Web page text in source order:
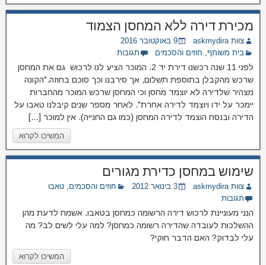
מכירת דירה ללא המחסן הצמוד
צוות askmydira
9 באוקטובר 2016
בית משותף, חוזים והסכמים תגובות
לפני 11 שנה רכשנו דירת יד 2. המוכר הציע לנו לרכוש גם את המחסן
שרכש מהקבלן בתוספת תשלום, אך סירבנו וכך סוכם בחוזה."הקונה
מצהיר שלדירה לא יוצמד מחסן וכי המחסן שרכש המוכר מהחברות
יימכר על ידו ויוצמד לדירה אחרת". לאחר מספר שנים קיבלנו טאבו על
הדירה ובנסח הוצמד לדירה המחסן (כמו גם החנייה). אין למוכר […]
המשיכו לקרוא
שימוש במחסן כדירת מגורים
צוות askmydira 3 בינואר 2012 חוזים והסכמים, טאבו
תגובות
הנני מעוניינת לרכוש דירה הרשומה כמחסן בטאבו. אשמח לדעת מהן
ההשלכות לעובדה שהדירה רשומה כמחסן? למה עלי לשים לב? מה
עלי לבדוק? האם הדבר חוקי?
המשיכו לקרוא